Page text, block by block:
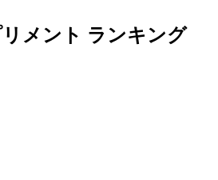
メント ランキング